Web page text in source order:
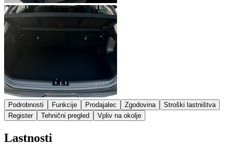
Podrobnosti Funkcije Prodajalec Zgodovina
Stroški lastništva
Register
Tehnični pregled Vpliv na okolje
Lastnosti